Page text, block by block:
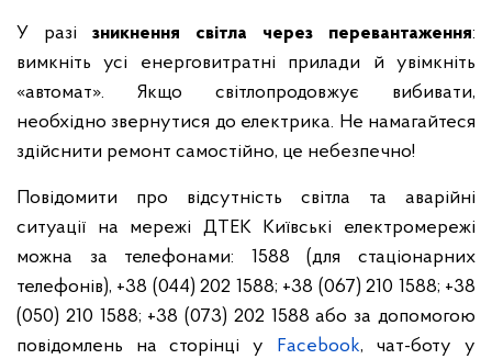
У разі зникнення світла через перевантаження:
вимкніть усі енерговитратні прилади й увімкніть
«автомат». Якщо світлопродовжує вибивати,
необхідно звернутися до електрика. Не намагайтеся
здійснити ремонт самостійно, це небезпечно!
Повідомити про відсутність світла та аварійні
ситуації на мережі ДТЕК Київські електромережі
можна за телефонами: 1588 (для стаціонарних
телефонів), +38 (044) 202 1588; +38 (067) 210 1588; +38
(050) 210 1588; +38 (073) 202 1588 або за допомогою
повідомлень на сторінці у Facebook, чат-боту у